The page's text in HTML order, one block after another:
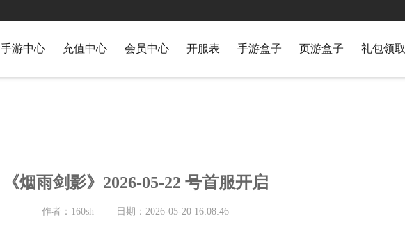
手游中心 充值中心 会员中心 开服表 手游盒子 页游盒子 礼包领取
《烟雨剑影》2026-05-22 号首服开启
作者：160sh 日期：2026-05-20 16:08:46